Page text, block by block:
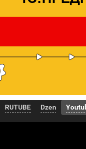
RUTUBE Dzen